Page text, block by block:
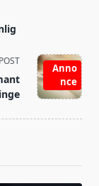
Anno
nce